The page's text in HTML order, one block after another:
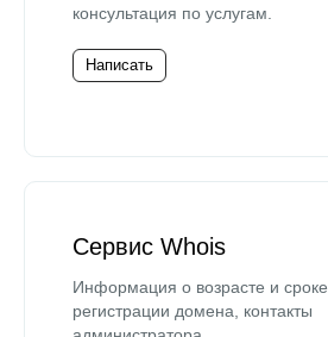
консультация по услугам.
Написать
Сервис Whois
Информация о возрасте и сроке
регистрации домена, контакты